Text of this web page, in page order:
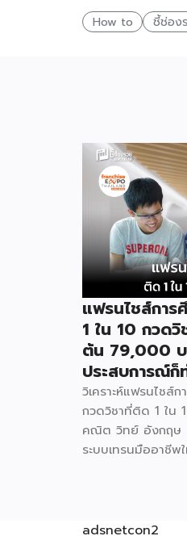
How to ชี้ช่อง
แฟรนไชส์กา
1 ใน 10 กวด
ต้น 79,000 บ
ประสบการณ์
วิเคราะห์แฟรนไชส์
กวดวิชาที่ติด 1 ใน
คณิต วิทย์ อังกฤษ
ระบบเทรนมืออาชี
Up Kids คือแบรนด์
adsnetcon2